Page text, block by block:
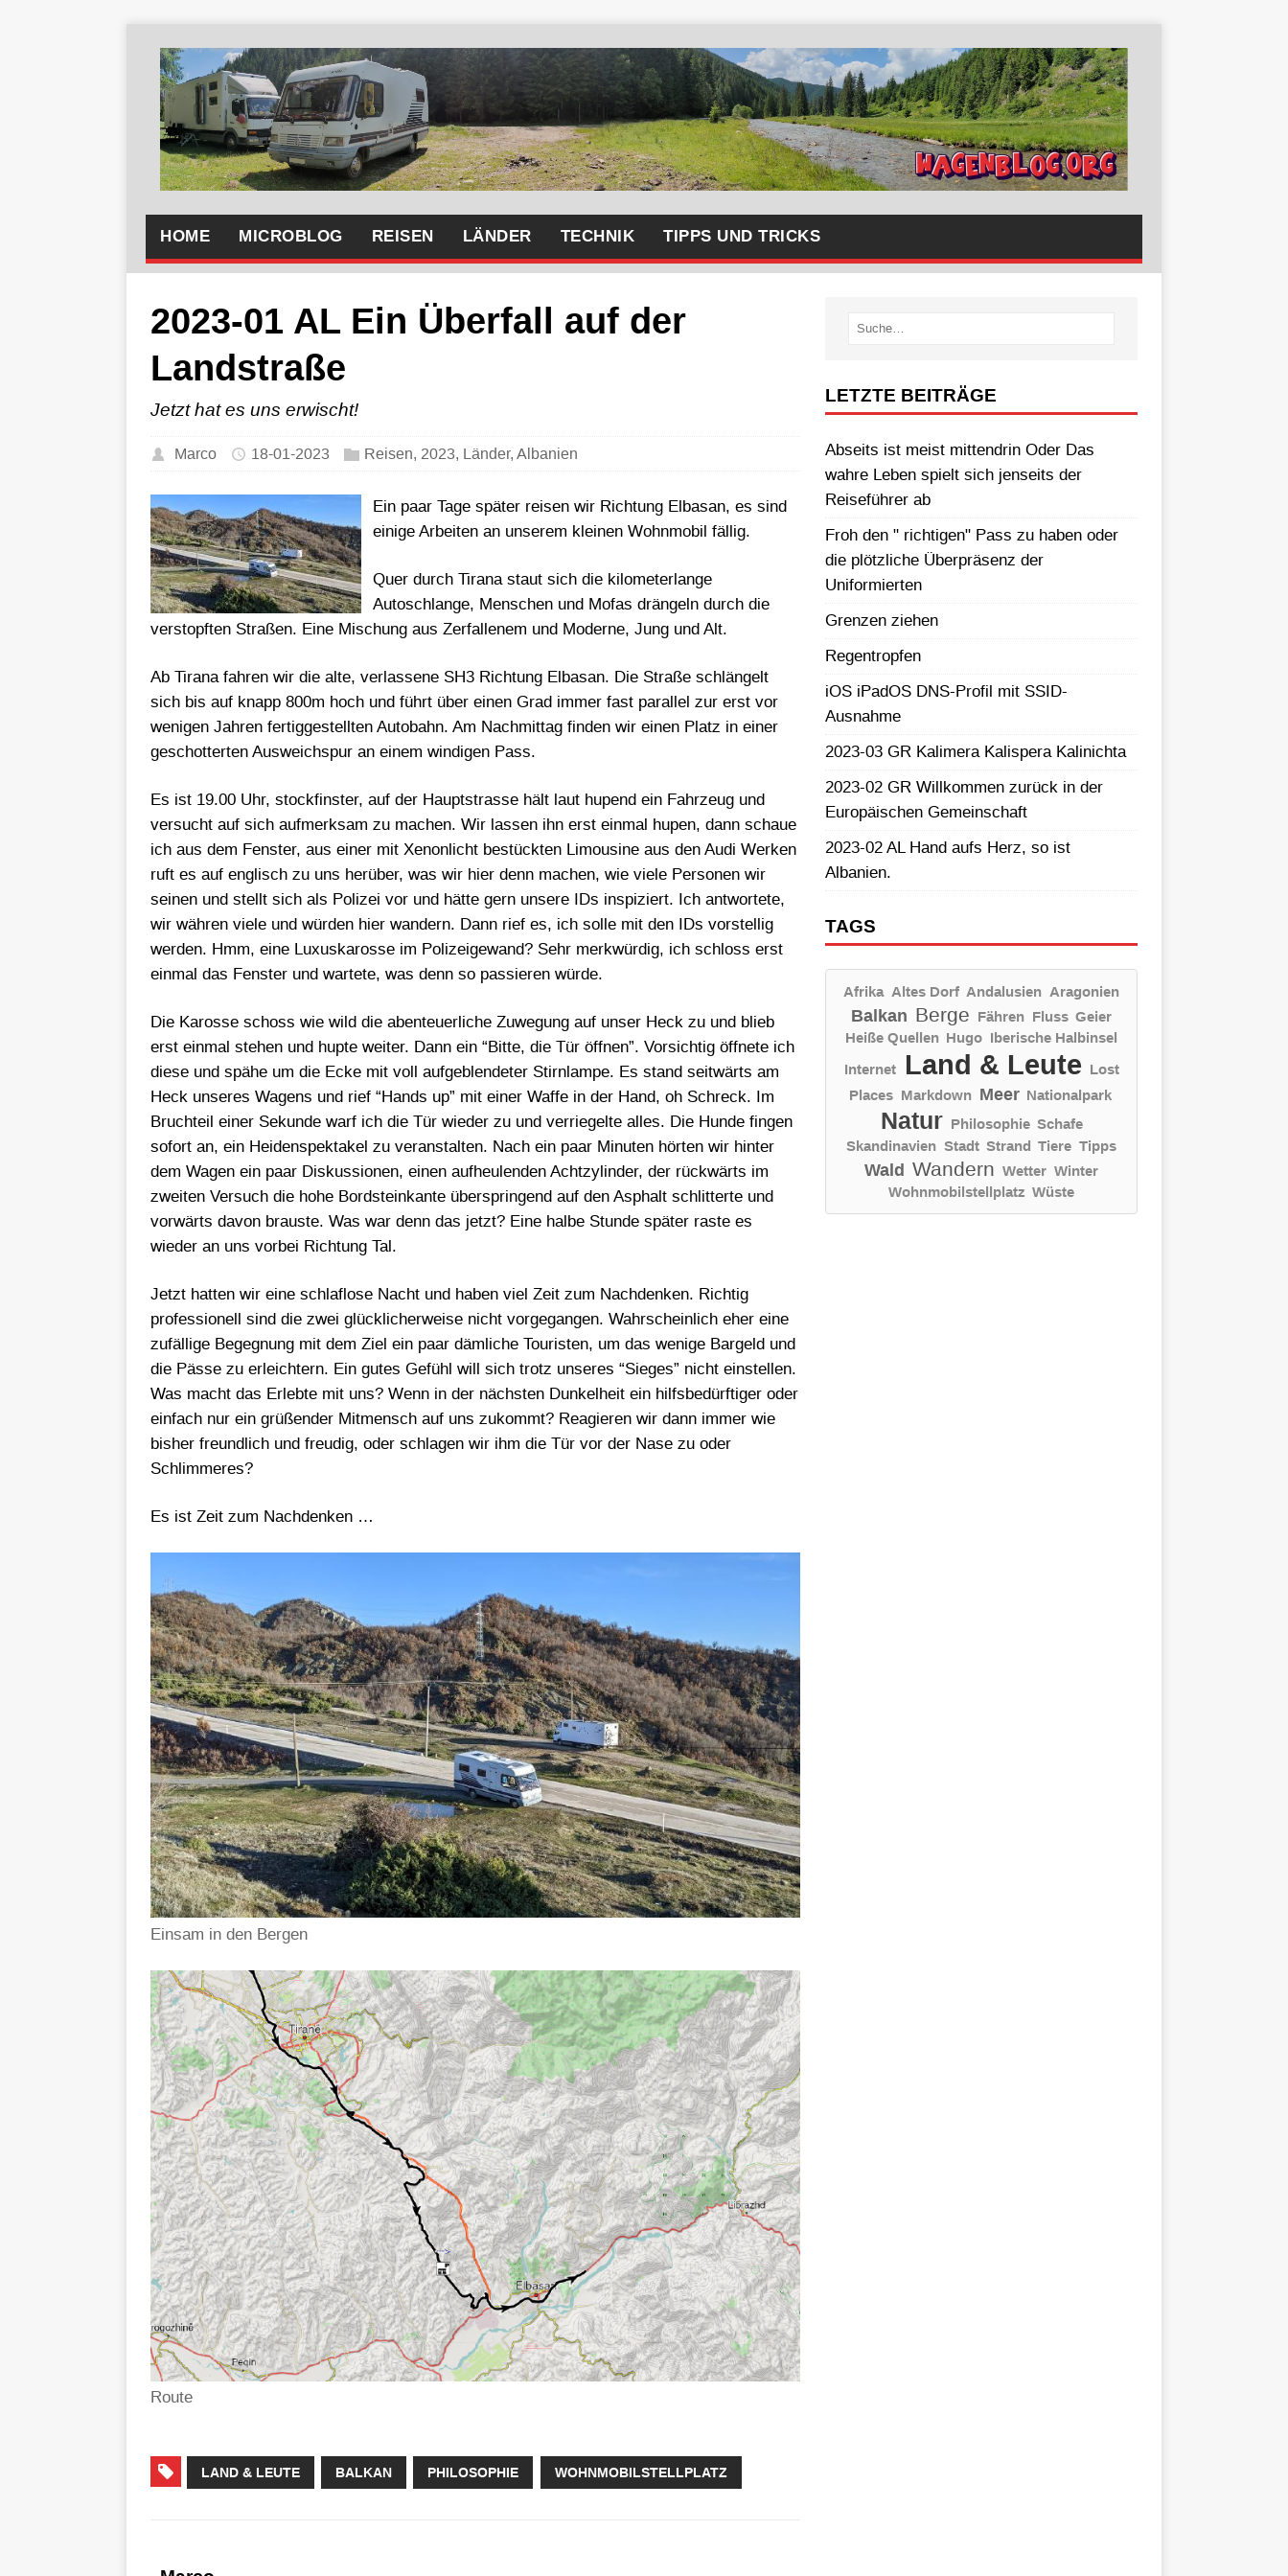
HOME MICROBLOG REISEN LÄNDER TECHNIK TIPPS UND TRICKS
2023-01 AL Ein Überfall auf der
Landstraße
Jetzt hat es uns erwischt!
Marco 18-01-2023 Reisen, 2023, Länder, Albanien
Ein paar Tage später reisen wir Richtung Elbasan, es sind
einige Arbeiten an unserem kleinen Wohnmobil fällig.
Quer durch Tirana staut sich die kilometerlange
Autoschlange, Menschen und Mofas drängeln durch die
verstopften Straßen. Eine Mischung aus Zerfallenem und Moderne, Jung und Alt.
Ab Tirana fahren wir die alte, verlassene SH3 Richtung Elbasan. Die Straße schlängelt
sich bis auf knapp 800m hoch und führt über einen Grad immer fast parallel zur erst vor
wenigen Jahren fertiggestellten Autobahn. Am Nachmittag finden wir einen Platz in einer
geschotterten Ausweichspur an einem windigen Pass.
Es ist 19.00 Uhr, stockfinster, auf der Hauptstrasse hält laut hupend ein Fahrzeug und
versucht auf sich aufmerksam zu machen. Wir lassen ihn erst einmal hupen, dann schaue
ich aus dem Fenster, aus einer mit Xenonlicht bestückten Limousine aus den Audi Werken
ruft es auf englisch zu uns herüber, was wir hier denn machen, wie viele Personen wir
seinen und stellt sich als Polizei vor und hätte gern unsere IDs inspiziert. Ich antwortete,
wir währen viele und würden hier wandern. Dann rief es, ich solle mit den IDs vorstellig
werden. Hmm, eine Luxuskarosse im Polizeigewand? Sehr merkwürdig, ich schloss erst
einmal das Fenster und wartete, was denn so passieren würde.
Die Karosse schoss wie wild die abenteuerliche Zuwegung auf unser Heck zu und blieb
erst einmal stehen und hupte weiter. Dann ein “Bitte, die Tür öffnen”. Vorsichtig öffnete ich
diese und spähe um die Ecke mit voll aufgeblendeter Stirnlampe. Es stand seitwärts am
Heck unseres Wagens und rief “Hands up” mit einer Waffe in der Hand, oh Schreck. Im
Bruchteil einer Sekunde warf ich die Tür wieder zu und verriegelte alles. Die Hunde fingen
sofort an, ein Heidenspektakel zu veranstalten. Nach ein paar Minuten hörten wir hinter
dem Wagen ein paar Diskussionen, einen aufheulenden Achtzylinder, der rückwärts im
zweiten Versuch die hohe Bordsteinkante überspringend auf den Asphalt schlitterte und
vorwärts davon brauste. Was war denn das jetzt? Eine halbe Stunde später raste es
wieder an uns vorbei Richtung Tal.
Jetzt hatten wir eine schlaflose Nacht und haben viel Zeit zum Nachdenken. Richtig
professionell sind die zwei glücklicherweise nicht vorgegangen. Wahrscheinlich eher eine
zufällige Begegnung mit dem Ziel ein paar dämliche Touristen, um das wenige Bargeld und
die Pässe zu erleichtern. Ein gutes Gefühl will sich trotz unseres “Sieges” nicht einstellen.
Was macht das Erlebte mit uns? Wenn in der nächsten Dunkelheit ein hilfsbedürftiger oder
einfach nur ein grüßender Mitmensch auf uns zukommt? Reagieren wir dann immer wie
bisher freundlich und freudig, oder schlagen wir ihm die Tür vor der Nase zu oder
Schlimmeres?
Es ist Zeit zum Nachdenken …
Einsam in den Bergen
Route
LAND & LEUTE BALKAN PHILOSOPHIE WOHNMOBILSTELLPLATZ
LETZTE BEITRÄGE
Abseits ist meist mittendrin Oder Das
wahre Leben spielt sich jenseits der
Reiseführer ab
Froh den " richtigen" Pass zu haben oder
die plötzliche Überpräsenz der
Uniformierten
Grenzen ziehen
Regentropfen
iOS iPadOS DNS-Profil mit SSID-
Ausnahme
2023-03 GR Kalimera Kalispera Kalinichta
2023-02 GR Willkommen zurück in der
Europäischen Gemeinschaft
2023-02 AL Hand aufs Herz, so ist
Albanien.
TAGS
Afrika Altes Dorf Andalusien Aragonien
Balkan Berge Fähren Fluss Geier
Heiße Quellen Hugo Iberische Halbinsel
Internet
Land & Leute Lost
Places Markdown Meer Nationalpark
Natur Philosophie Schafe
Skandinavien Stadt Strand Tiere Tipps
Wald Wandern Wetter Winter
Wohnmobilstellplatz Wüste